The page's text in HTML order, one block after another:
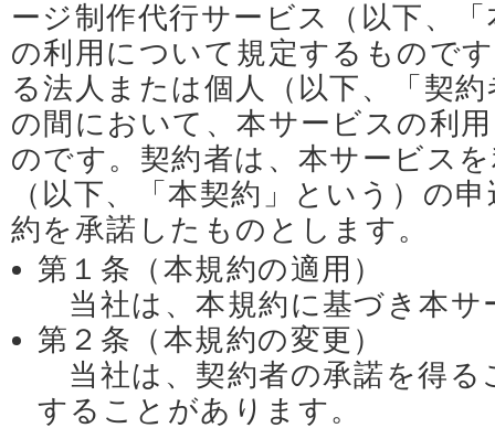
ージ制作代行サービス（以下、
の利用について規定するもので
る法人または個人（以下、「契
の間において、本サービスの利
のです。契約者は、本サービス
（以下、「本契約」という）の
約を承諾したものとします。
第１条（本規約の適用）
当社は、本規約に基づき本サ
第２条（本規約の変更）
当社は、契約者の承諾を得る
することがあります。